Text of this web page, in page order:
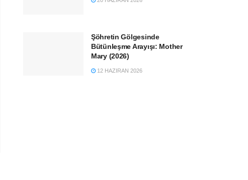
Şöhretin Gölgesinde
Bütünleşme Arayışı: Mother
Mary (2026)
12 HAZIRAN 2026